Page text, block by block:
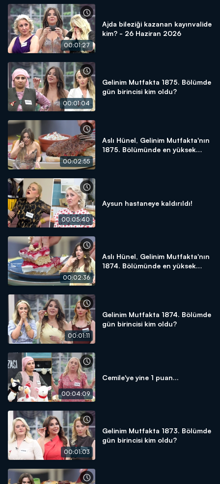
00:01:27
Ajda bileziği kazanan kayınvalide
kim? - 26 Haziran 2026
00:01:04
Gelinim Mutfakta 1875. Bölümde
gün birincisi kim oldu?
00:02:55
Aslı Hünel, Gelinim Mutfakta'nın
1875. Bölümünde en yüksek
00:05:40
Aysun hastaneye kaldırıldı!
00:02:36
Aslı Hünel, Gelinim Mutfakta'nın
1874. Bölümünde en yüksek
00:01:11
Gelinim Mutfakta 1874. Bölümde
gün birincisi kim oldu?
00:04:09
Cemile'ye yine 1 puan...
00:01:03
Gelinim Mutfakta 1873. Bölümde
gün birincisi kim oldu?